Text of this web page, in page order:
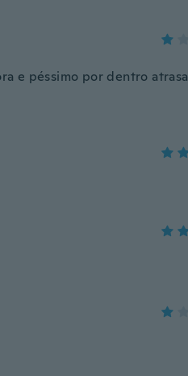
e péssimo por dentro atrasa